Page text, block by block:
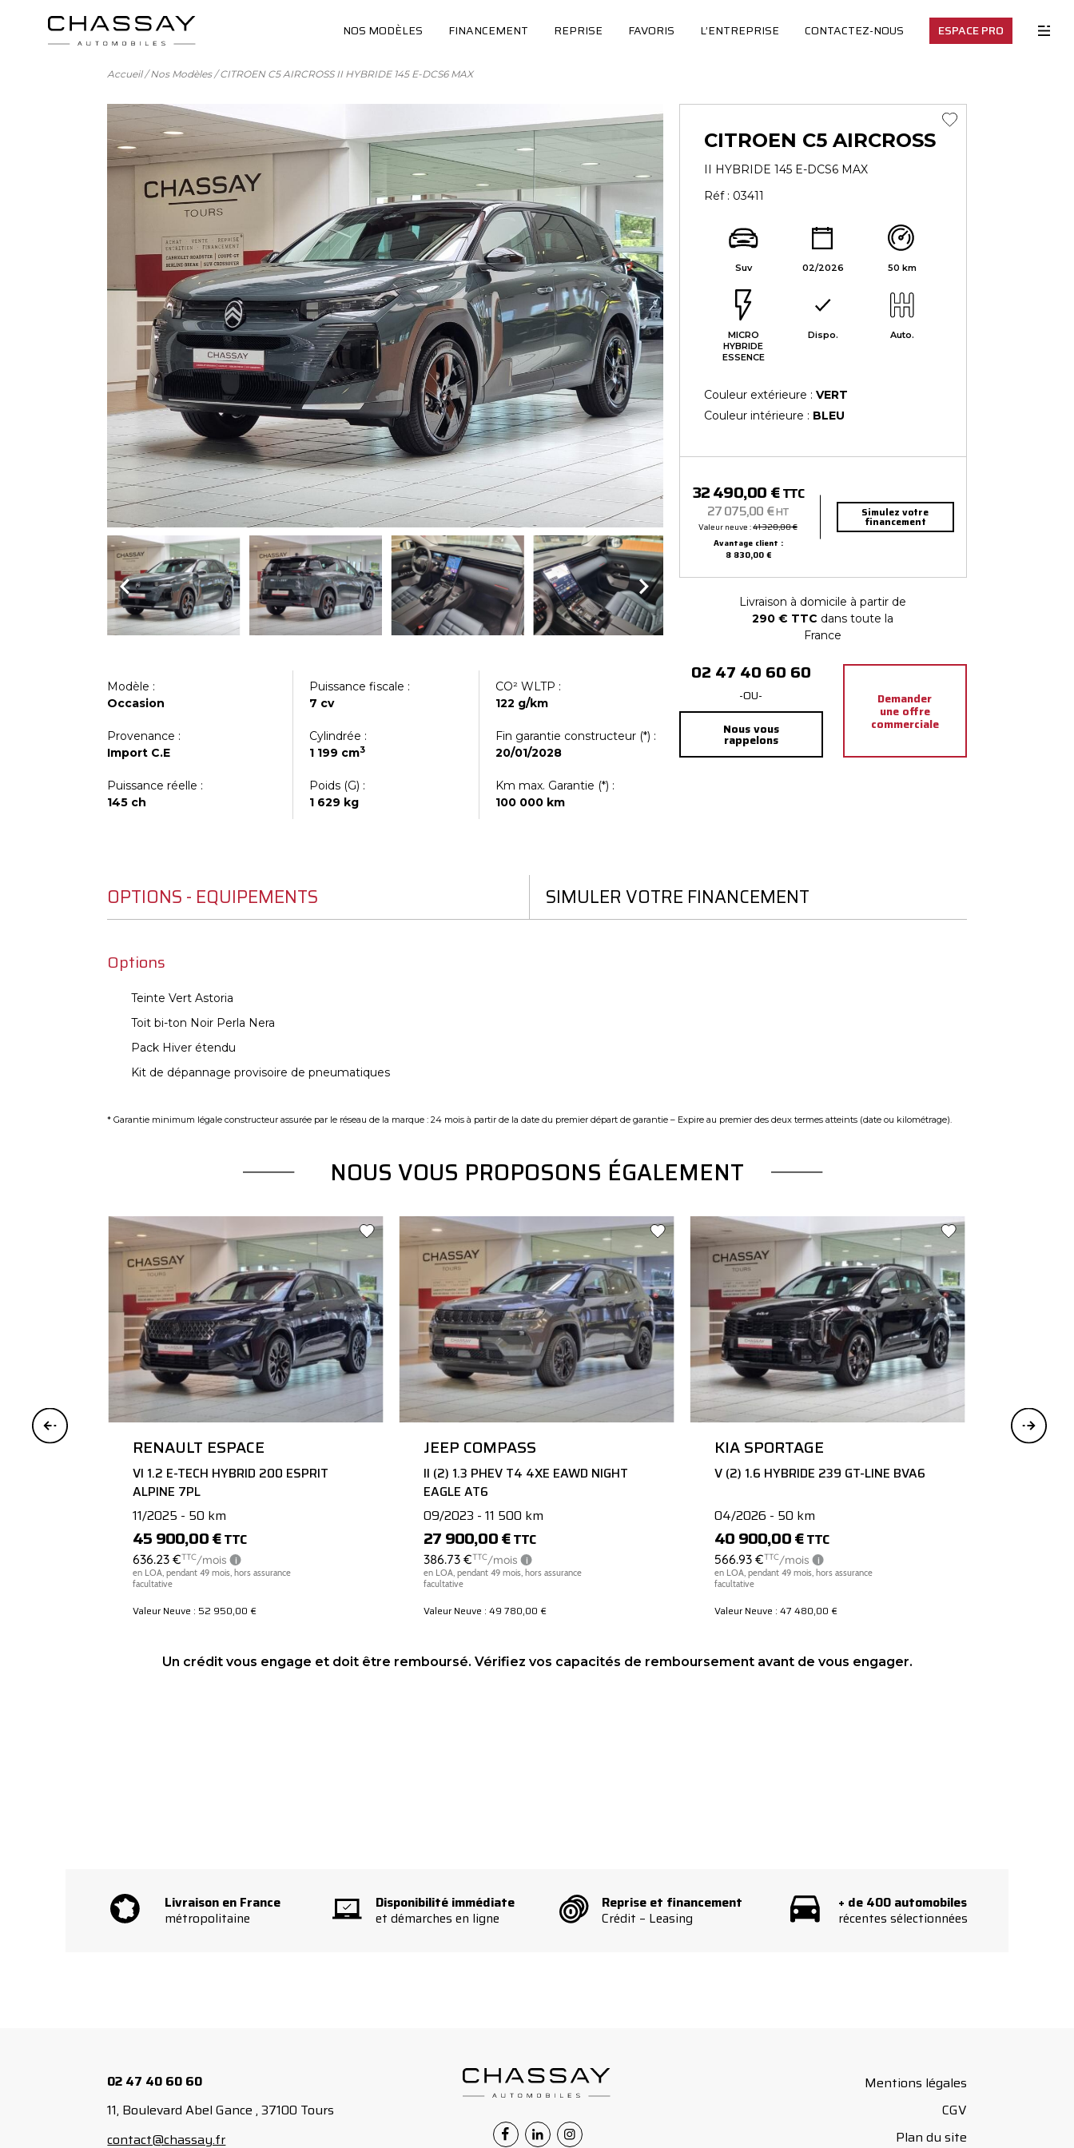
NOS MODÈLES FINANCEMENT REPRISE FAVORIS L’ENTREPRISE CONTACTEZ-NOUS ESPACE PRO
Accueil/Nos Modèles/CITROEN C5 AIRCROSS II HYBRIDE 145 E-DCS6 MAX
Modèle :
Occasion
Puissance fiscale :
7 cv
CO² WLTP :
122 g/km
Provenance :
Import C.E
Cylindrée :
1 199 cm3
Fin garantie constructeur (*) :
20/01/2028
Puissance réelle :
145 ch
Poids (G) :
1 629 kg
Km max. Garantie (*) :
100 000 km
CITROEN C5 AIRCROSS
II HYBRIDE 145 E-DCS6 MAX
Réf : 03411
Suv 02/2026 50 km
MICRO
HYBRIDE
ESSENCE
Dispo. Auto.
Couleur extérieure : VERT
Couleur intérieure : BLEU
32 490,00 €TTC
27 075,00 €HT
Valeur neuve :41 320,00 €
Avantage client :
8 830,00 €
Simulez votre
financement
Livraison à domicile à partir de
290 € TTC dans toute la
France
02 47 40 60 60
-OU-
Nous vous
rappelons
Demander
une offre
commerciale
OPTIONS - EQUIPEMENTS SIMULER VOTRE FINANCEMENT
Options
Teinte Vert Astoria
Toit bi-ton Noir Perla Nera
Pack Hiver étendu
Kit de dépannage provisoire de pneumatiques
* Garantie minimum légale constructeur assurée par le réseau de la marque : 24 mois à partir de la date du premier départ de garantie – Expire au premier des deux termes atteints (date ou kilométrage).
NOUS VOUS PROPOSONS ÉGALEMENT
JEEP COMPASS
II (2) 1.3 PHEV T4 4XE EAWD NIGHT
EAGLE AT6
09/2023 - 11 500 km
27 900,00 €TTC
Valeur Neuve : 49 780,00 €
KIA SPORTAGE
V (2) 1.6 HYBRIDE 239 GT-LINE BVA6
04/2026 - 50 km
40 900,00 €TTC
Valeur Neuve : 47 480,00 €
RENAULT ESPACE
VI 1.2 E-TECH HYBRID 200 ESPRIT
ALPINE 7PL
11/2025 - 50 km
45 900,00 €TTC
Valeur Neuve : 52 950,00 €
Un crédit vous engage et doit être remboursé. Vérifiez vos capacités de remboursement avant de vous engager.
Livraison en France
métropolitaine
Disponibilité immédiate
et démarches en ligne
Reprise et financement
Crédit – Leasing
+ de 400 automobiles
récentes sélectionnées
02 47 40 60 60
11, Boulevard Abel Gance , 37100 Tours
contact@chassay.fr
FacebookLinkedinInstagram
Mentions légales
CGV
Plan du site